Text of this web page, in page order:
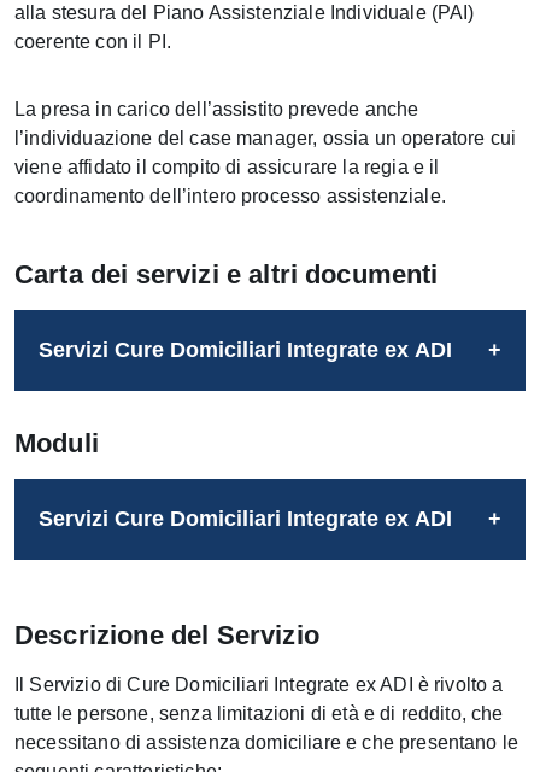
alla stesura del Piano Assistenziale Individuale (PAI)
coerente con il PI.
La presa in carico dell’assistito prevede anche
l’individuazione del case manager, ossia un operatore cui
viene affidato il compito di assicurare la regia e il
coordinamento dell’intero processo assistenziale.
Carta dei servizi e altri documenti
Servizi Cure Domiciliari Integrate ex ADI
Moduli
Servizi Cure Domiciliari Integrate ex ADI
Descrizione del Servizio
Il Servizio di Cure Domiciliari Integrate ex ADI è rivolto a
tutte le persone, senza limitazioni di età e di reddito, che
necessitano di assistenza domiciliare e che presentano le